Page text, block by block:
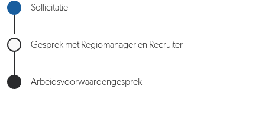
Sollicitatie
Gesprek met Regiomanager en Recruiter
Arbeidsvoorwaardengesprek